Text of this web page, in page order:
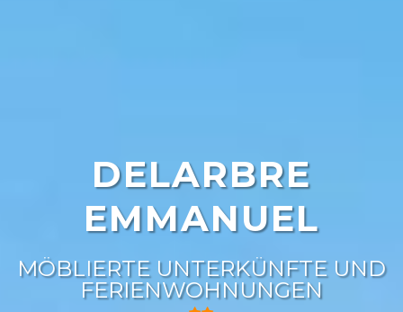
DELARBRE
EMMANUEL
MÖBLIERTE UNTERKÜNFTE UND
FERIENWOHNUNGEN